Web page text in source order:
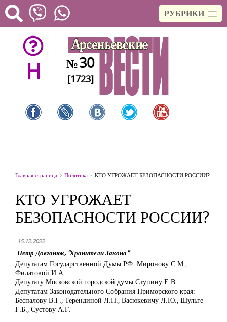
РУБРИКИ
H №30
[1723]
Главная страница Политика КТО УГРОЖАЕТ БЕЗОПАСНОСТИ РОССИИ?
КТО УГРОЖАЕТ
БЕЗОПАСНОСТИ РОССИИ?
15.12.2022
Петр Довганюк, "Хранители Закона"
Депутатам Государственной Думы РФ: Миронову С.М.,
Филатовой И.А.
Депутату Московской городской думы Ступину Е.В.
Депутатам Законодательного Собрания Приморского края:
Беспалову В.Г., Терендиной Л.Н., Васюкевичу Л.Ю., Шульге
Г.Б., Сустову А.Г.